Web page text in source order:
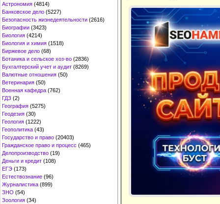
Астрономия (4814)
Банковское дело (5227)
Безопасность жизнедеятельности (2616)
Биографии (3423)
Биология (4214)
Биология и химия (1518)
Биржевое дело (68)
Ботаника и сельское хоз-во (2836)
Бухгалтерский учет и аудит (8269)
Валютные отношения (50)
Ветеринария (50)
Военная кафедра (762)
ГДЗ (2)
География (5275)
Геодезия (30)
Геология (1222)
Геополитика (43)
Государство и право (20403)
Гражданское право и процесс (465)
Делопроизводство (19)
Деньги и кредит (108)
ЕГЭ (173)
Естествознание (96)
Журналистика (899)
ЗНО (54)
Зоология (34)